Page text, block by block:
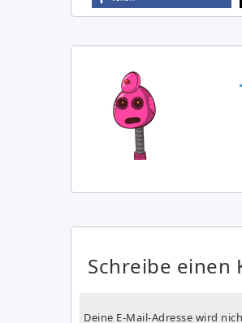
Schreibe einen
Deine E-Mail-Adresse wird